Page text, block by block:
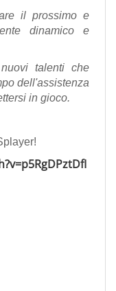
il prossimo e
dinamico e
talenti che
dell'assistenza
in gioco.